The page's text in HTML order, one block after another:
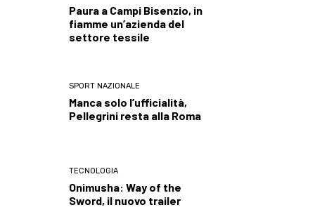
Paura a Campi Bisenzio, in
fiamme un’azienda del
settore tessile
SPORT NAZIONALE
Manca solo l’ufficialità,
Pellegrini resta alla Roma
TECNOLOGIA
Onimusha: Way of the
Sword, il nuovo trailer